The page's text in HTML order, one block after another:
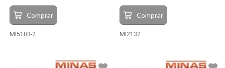
Comprar
MI5103-2
Comprar
MI2132